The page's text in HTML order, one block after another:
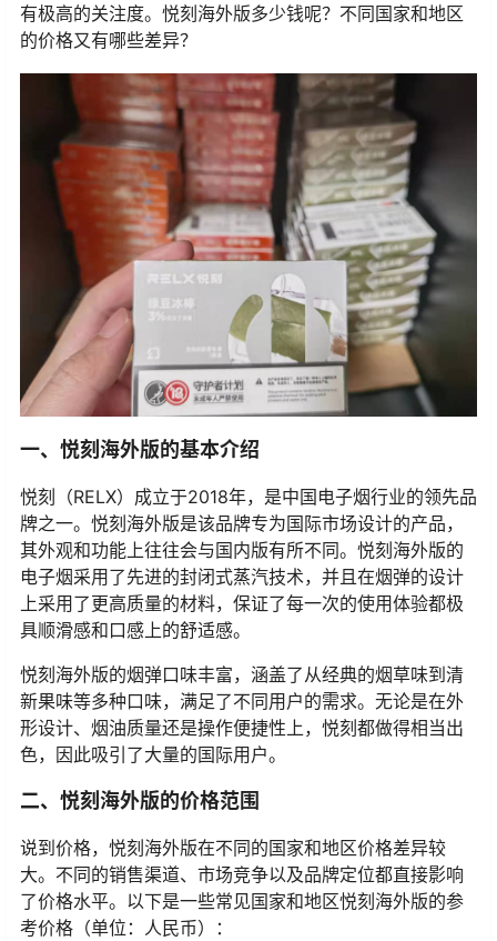
有极高的关注度。悦刻海外版多少钱呢？不同国家和地区
的价格又有哪些差异？
一、悦刻海外版的基本介绍
悦刻（RELX）成立于2018年，是中国电子烟行业的领先品
牌之一。悦刻海外版是该品牌专为国际市场设计的产品，
其外观和功能上往往会与国内版有所不同。悦刻海外版的
电子烟采用了先进的封闭式蒸汽技术，并且在烟弹的设计
上采用了更高质量的材料，保证了每一次的使用体验都极
具顺滑感和口感上的舒适感。
悦刻海外版的烟弹口味丰富，涵盖了从经典的烟草味到清
新果味等多种口味，满足了不同用户的需求。无论是在外
形设计、烟油质量还是操作便捷性上，悦刻都做得相当出
色，因此吸引了大量的国际用户。
二、悦刻海外版的价格范围
说到价格，悦刻海外版在不同的国家和地区价格差异较
大。不同的销售渠道、市场竞争以及品牌定位都直接影响
了价格水平。以下是一些常见国家和地区悦刻海外版的参
考价格（单位：人民币）：